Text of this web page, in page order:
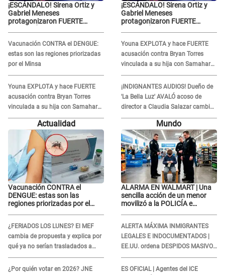
¡ESCÁNDALO! Sirena Ortiz y
Gabriel Meneses
protagonizaron FUERTE
Vacunación CONTRA el DENGUE:
estas son las regiones priorizadas
por el Minsa
Youna EXPLOTA y hace FUERTE
acusación contra Bryan Torres
vinculada a su hija con Samahara
Lobatón: "Le volvió a..."
¡ESCÁNDALO! Sirena Ortiz y
Gabriel Meneses
protagonizaron FUERTE
Youna EXPLOTA y hace FUERTE
acusación contra Bryan Torres
vinculada a su hija con Samahara
Lobatón: "Le volvió a..."
¡INDIGNANTES AUDIOS! Dueño de
'La Bella Luz' AVALÓ acoso de
director a Claudia Salazar cambio
de darle TEMAS musicales:
Actualidad
Vacunación CONTRA el
DENGUE: estas son las
regiones priorizadas por el
¿FERIADOS LOS LUNES? El MEF
cambia de propuesta y explica por
qué ya no serían trasladados a
viernes
¿Por quién votar en 2026? JNE
Mundo
ALARMA EN WALMART | Una
sencilla acción de un menor
movilizó a la POLICÍA e
lo hallado: ¿Qué ocurrió?
ALERTA MÁXIMA INMIGRANTES
LEGALES E INDOCUMENTADOS |
EE.UU. ordena DESPIDOS MASIVOS
y DEPORTACIONES a estos
extranjeros
ES OFICIAL | Agentes del ICE